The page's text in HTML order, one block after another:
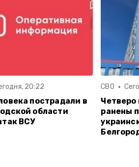
20:22
пострадали в
области
ВСУ
СВО
ранены